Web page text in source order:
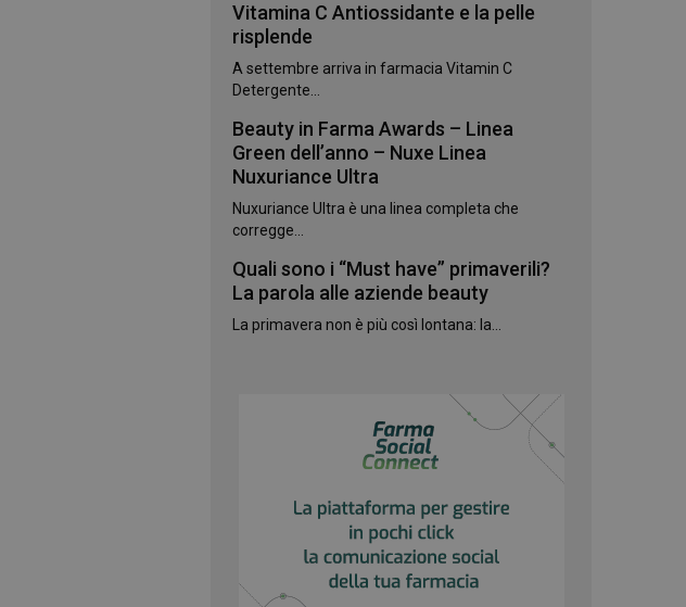
Vitamina C Antiossidante e la pelle
risplende
A settembre arriva in farmacia Vitamin C
Detergente...
Beauty in Farma Awards – Linea
Green dell’anno – Nuxe Linea
Nuxuriance Ultra
Nuxuriance Ultra è una linea completa che
corregge...
Quali sono i “Must have” primaverili?
La parola alle aziende beauty
La primavera non è più così lontana: la...
Cookie generato da applicazioni basate sul linguaggio
PHP. Si tratta di un identificatore generico utilizzato per
mantenere le variabili di sessione utente. Normalmente
viene utilizzato può essere specifico per il sito, ma un
buon esempio è mantenere uno stato di accesso per un
Questo nome di cookie è associato a Google Universal
Analytics, che è un aggiornamento significativo del
servizio di analisi più comunemente utilizzato da
Google. Questo cookie viene utilizzato per distinguere
casuale come identificatore del cliente. È incluso in ogni
richiesta di pagina in un sito e utilizzato per calcolare i
dati di visitatori, sessioni e campagne per i rapporti di
Questo cookie viene utilizzato da Google Analytics per
Questo cookie viene utilizzato dal servizio Cookie-